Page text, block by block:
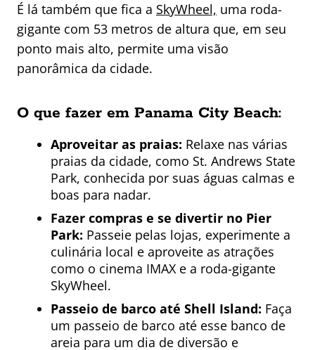
É lá também que fica a SkyWheel, uma roda-
gigante com 53 metros de altura que, em seu
ponto mais alto, permite uma visão
panorâmica da cidade.
O que fazer em Panama City Beach:
Aproveitar as praias: Relaxe nas várias
praias da cidade, como St. Andrews State
Park, conhecida por suas águas calmas e
boas para nadar.
Fazer compras e se divertir no Pier
Park: Passeie pelas lojas, experimente a
culinária local e aproveite as atrações
como o cinema IMAX e a roda-gigante
SkyWheel.
Passeio de barco até Shell Island: Faça
um passeio de barco até esse banco de
areia para um dia de diversão e